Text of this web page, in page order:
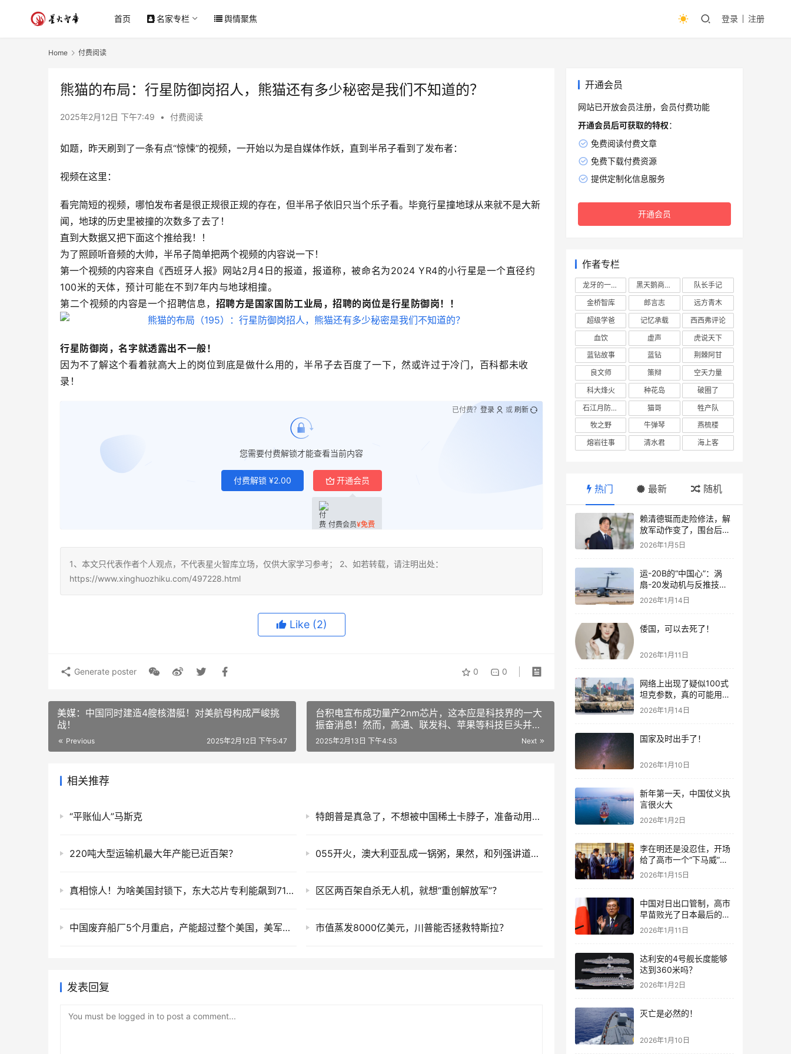
首页 名家专栏 舆情聚焦 登录 注册
Home 付费阅读
熊猫的布局：行星防御岗招人，熊猫还有多少秘密是我们不知道的？
2025年2月12日 下午7:49 • 付费阅读
如题，昨天刷到了一条有点“惊悚”的视频，一开始以为是自媒体作妖，直到半吊子看到了发布者：
视频在这里：
看完简短的视频，哪怕发布者是很正规很正规的存在，但半吊子依旧只当个乐子看。毕竟行星撞地球从来就不是大新
闻，地球的历史里被撞的次数多了去了！
直到大数据又把下面这个推给我！！
为了照顾听音频的大帅，半吊子简单把两个视频的内容说一下！
第一个视频的内容来自 《西班牙人报》网站2月4日的报道，报道称，被命名为2024 YR4的小行星是一个直径约
100米的天体，预计可能在不到7年内与地球相撞。
第二个视频的内容是一个招聘信息， 招聘方是国家国防工业局，招聘的岗位是行星防御岗！！
行星防御岗，名字就透露出不一般！
因为不了解这个看着就高大上的岗位到底是做什么用的，半吊子去百度了一下，然或许过于冷门，百科都未收
录！
您需要付费解锁才能查看当前内容
付费解锁 ¥2.00 开通会员
付费会员¥免费
已付费？ 登录 或 刷新
1、本文只代表作者个人观点，不代表星火智库立场，仅供大家学习参考； 2、如若转载，请注明出处：
https://www.xinghuozhiku.com/497228.html
Like (2)
0 0
Generate poster
美媒：中国同时建造4艘核潜艇！对美航母构成严峻挑
战！
Previous 2025年2月12日 下午5:47
台积电宣布成功量产2nm芯片，这本应是科技界的一大
振奋消息！然而，高通、联发科、苹果等科技巨头并未
积极采用台积电的2nm工艺
Next
2025年2月13日 下午4:53
相关推荐
“平账仙人”马斯克 特朗普是真急了，不想被中国稀土卡脖子，准备动用美军整昏招
220吨大型运输机最大年产能已近百架？ 055开火，澳大利亚乱成一锅粥，果然，和列强讲道理，炮声就是最佳语言！
真相惊人！为啥美国封锁下，东大芯片专利能飙到71%？这才是大国反击！ 区区两百架自杀无人机，就想“重创解放军”？
中国废弃船厂5个月重启，产能超过整个美国，美军这仗还怎么打？ 市值蒸发8000亿美元，川普能否拯救特斯拉？
发表回复
You must be logged in to post a comment...
开通会员
网站已开放会员注册，会员付费功能
开通会员后可获取的特权：
免费阅读付费文章
免费下载付费资源
提供定制化信息服务
开通会员
作者专栏
龙牙的一座山 黑天鹅商业情报站
队长手记
金桥智库
郎言志
远方青木
超级学爸
记忆承载
西西弗评论
血饮
虚声
虎说天下
蓝钻故事
蓝钻
荆棘阿甘
良文师
策辩
空天力量
科大烽火
种花岛
破圈了
石江月防务观察
猫哥
牲产队
牧之野
牛弹琴
燕梳楼
熔岩往事
清水君 海上客
热门 最新 随机
赖清德铤而走险修法，解
放军动作变了，围台后的
“真正杀招”曝光
2026年1月5日
运-20B的“中国心”：涡
扇-20发动机与反推技术
大突破！
2026年1月14日
倭国，可以去死了！
2026年1月11日
网络上出现了疑似100式
坦克参数，真的可能用了
钛合金装甲！
2026年1月14日
国家及时出手了！
2026年1月10日
新年第一天，中国仗义执
言很火大
2026年1月2日
李在明还是没忍住，开场
给了高市一个“下马威”，
还特意提到中国
2026年1月15日
中国对日出口管制，高市
早苗败光了日本最后的国
运
2026年1月11日
达利安的4号舰长度能够
达到360米吗？
2026年1月2日
灭亡是必然的！
2026年1月10日